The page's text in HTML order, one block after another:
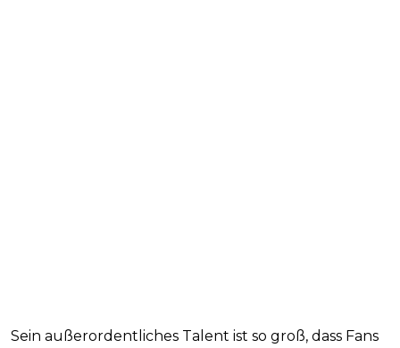
Sein außerordentliches Talent ist so groß, dass Fans